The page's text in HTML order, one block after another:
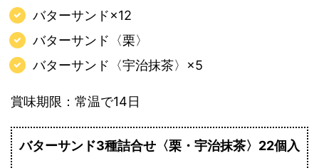
バターサンド×12
バターサンド〈栗〉
バターサンド〈宇治抹茶〉×5
賞味期限：常温で14日
バターサンド3種詰合せ〈栗・宇治抹茶〉22個入